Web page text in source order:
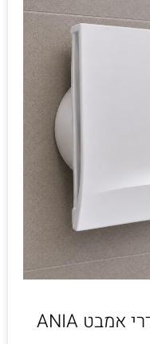
שואב יונק 100 מ"מ לחדרי אמבט ANIA